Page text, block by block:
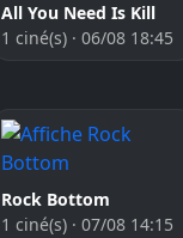
All You Need Is Kill
1 ciné(s) · 06/08 18:45
Rock Bottom
1 ciné(s) · 07/08 14:15